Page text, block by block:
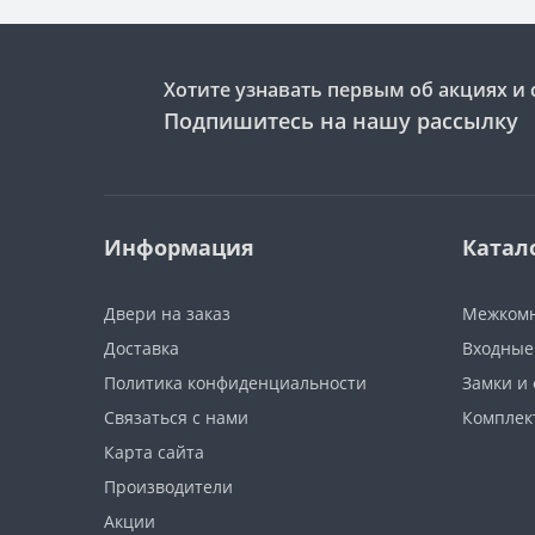
Хотите узнавать первым об акциях и
Подпишитесь на нашу рассылку
Информация
Двери на заказ
Доставка
Политика конфиденциальности
Связаться с нами
Карта сайта
Производители
Акции
Замки и